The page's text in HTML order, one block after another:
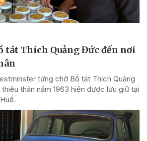
tát Thích Quảng Đức đến nơi
từng chở Bồ tát Thích Quảng
thân năm 1963 hiện được lưu giữ tại